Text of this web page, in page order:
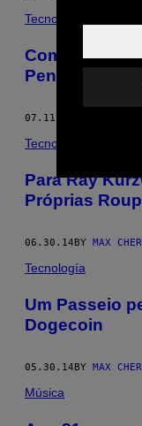
Tecnología
Como Eu Me
Penhasco
07.11.14
Tecnología
Para Ray
Próprias
06.30.14BY MAX
Tecnología
Um Passeio
Dogecoin
05.30.14BY MAX
Música